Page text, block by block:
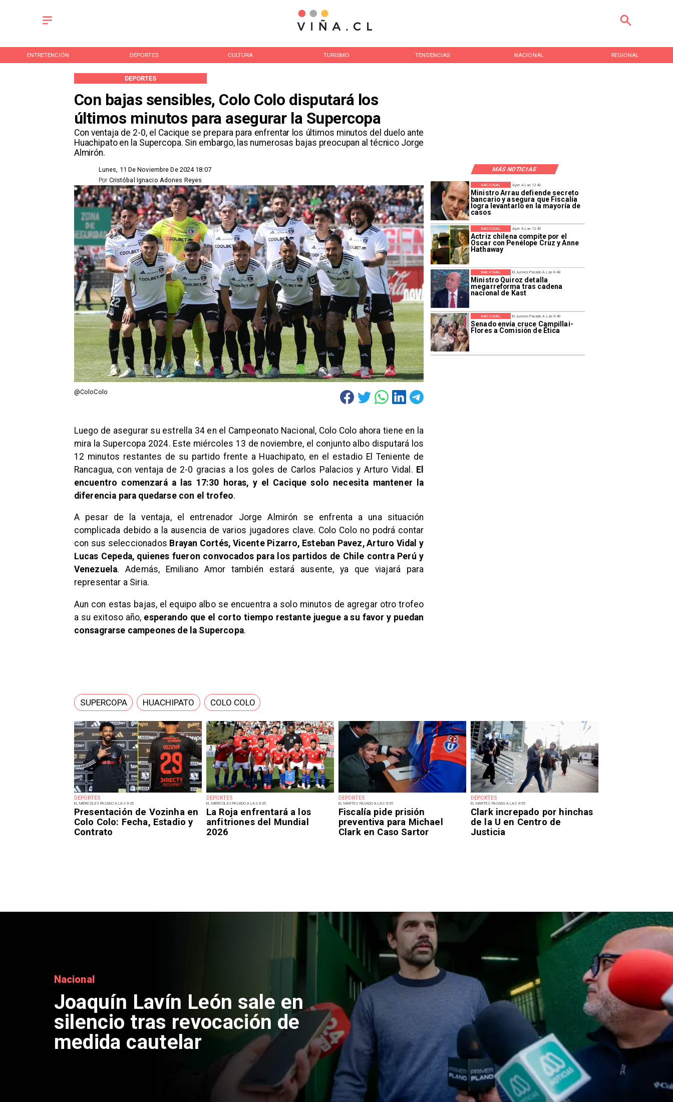
ENTRETENCIÓN DEPORTES CULTURA TURISMO TENDENCIAS NACIONAL REGIONAL
Con bajas sensibles, Colo Colo disputará los
últimos minutos para asegurar la Supercopa
​Con ventaja de 2-0, el Cacique se prepara para enfrentar los últimos minutos del duelo ante
Huachipato en la Supercopa. Sin embargo, las numerosas bajas preocupan al técnico Jorge
Almirón.
DEPORTES
MÁS NOTICIAS
Lunes, 11 De Noviembre De 2024 18:07
Cristóbal Ignacio Adones Reyes
Por
@ColoColo
DEPORTES
EL MIÉRCOLES PASADO A LAS 9:35
Presentación de Vozinha en
Colo Colo: Fecha, Estadio y
Contrato
DEPORTES
EL MIÉRCOLES PASADO A LAS 9:35
La Roja enfrentará a los
anfitriones del Mundial
2026
DEPORTES
EL MARTES PASADO A LAS 9:55
Fiscalía pide prisión
preventiva para Michael
Clark en Caso Sartor
DEPORTES
EL MARTES PASADO A LAS 9:55
Clark increpado por hinchas
de la U en Centro de
Justicia
Ayer A Las 12:40
Ministro Arrau defiende secreto
bancario y asegura que Fiscalía
logra levantarlo en la mayoría de
casos
NACIONAL
Ayer A Las 12:40
Actriz chilena compite por el
Oscar con Penélope Cruz y Anne
Hathaway
NACIONAL
El Jueves Pasado A Las 9:49
Ministro Quiroz detalla
megarreforma tras cadena
nacional de Kast
NACIONAL
El Jueves Pasado A Las 9:49
Senado envía cruce Campillai-
Flores a Comisión de Ética
NACIONAL
Luego de asegurar su estrella 34 en el Campeonato Nacional, Colo Colo ahora tiene en la
mira la Supercopa 2024. Este miércoles 13 de noviembre, el conjunto albo disputará los
12 minutos restantes de su partido frente a Huachipato, en el estadio El Teniente de
Rancagua, con ventaja de 2-0 gracias a los goles de Carlos Palacios y Arturo Vidal. El
encuentro comenzará a las 17:30 horas, y el Cacique solo necesita mantener la
diferencia para quedarse con el trofeo.
A pesar de la ventaja, el entrenador Jorge Almirón se enfrenta a una situación
complicada debido a la ausencia de varios jugadores clave. Colo Colo no podrá contar
con sus seleccionados Brayan Cortés, Vicente Pizarro, Esteban Pavez, Arturo Vidal y
Lucas Cepeda, quienes fueron convocados para los partidos de Chile contra Perú y
Venezuela. Además, Emiliano Amor también estará ausente, ya que viajará para
representar a Siria.
Aun con estas bajas, el equipo albo se encuentra a solo minutos de agregar otro trofeo
a su exitoso año, esperando que el corto tiempo restante juegue a su favor y puedan
consagrarse campeones de la Supercopa.
SUPERCOPA HUACHIPATO COLO COLO
Nacional
Chile y Venezuela formalizan
reinicio de relaciones
consulares